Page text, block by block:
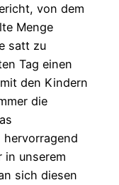
von dem
Menge
satt zu
Tag einen
den Kindern
die
in unserem
sich diesen